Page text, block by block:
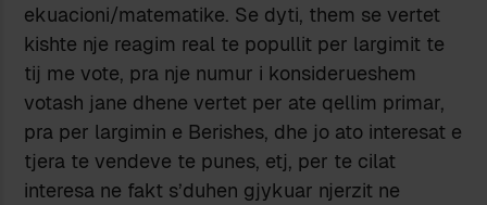
ekuacioni/matematike. Se dyti, them se vertet
kishte nje reagim real te popullit per largimit te
tij me vote, pra nje numur i konsiderueshem
votash jane dhene vertet per ate qellim primar,
pra per largimin e Berishes, dhe jo ato interesat e
tjera te vendeve te punes, etj, per te cilat
interesa ne fakt s’duhen gjykuar njerzit ne